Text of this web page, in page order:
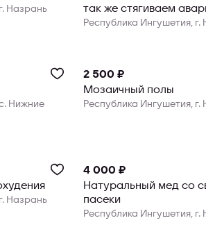
Назрань
так же стягиваем
дома .
Республика Ингушетия, г.
Нижние
2 500 ₽
Мозаичный полы
Республика Ингушетия, г.
Назрань
4 000 ₽
Натуральный мед со
пасеки
Республика Ингушетия, г.